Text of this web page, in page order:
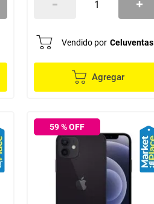
Vendido por Celuventas
Agregar
59% OFF